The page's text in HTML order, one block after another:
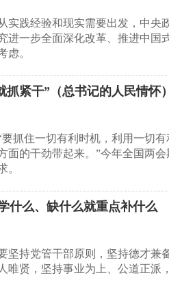
实践经验和现实需要出发，中央
进一步全面深化改革、推进中国
虑。
紧干”（总书记的人民情怀）
要抓住一切有利时机，利用一切
面的干劲带起来。”今年全国两
。
什么、缺什么就重点补什么
坚持党管干部原则，坚持德才兼
人唯贤，坚持事业为上、公道正派